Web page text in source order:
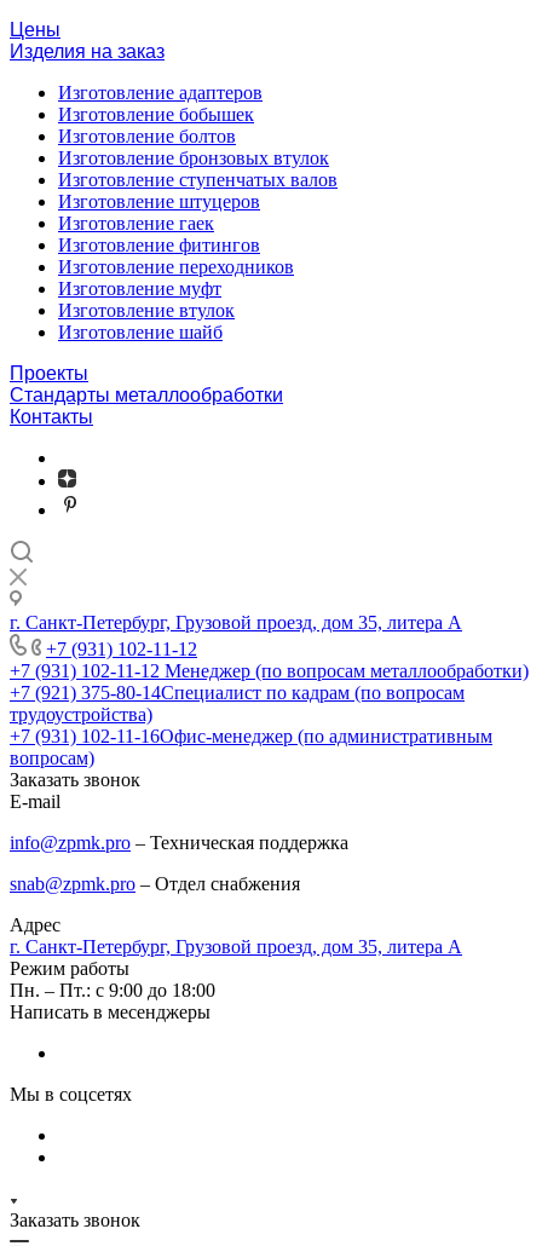
Цены
Изделия на заказ
Изготовление адаптеров
Изготовление бобышек
Изготовление болтов
Изготовление бронзовых втулок
Изготовление ступенчатых валов
Изготовление штуцеров
Изготовление гаек
Изготовление фитингов
Изготовление переходников
Изготовление муфт
Изготовление втулок
Изготовление шайб
Проекты
Стандарты металлообработки
Контакты
г. Санкт-Петербург, Грузовой проезд, дом 35, литера А
+7 (931) 102-11-12
+7 (931) 102-11-12 Менеджер (по вопросам металлообработки)
+7 (921) 375-80-14Специалист по кадрам (по вопросам
трудоустройства)
+7 (931) 102-11-16Офис-менеджер (по административным
вопросам)
Заказать звонок
E-mail
info@zpmk.pro – Техническая поддержка
snab@zpmk.pro – Отдел снабжения
Адрес
г. Санкт-Петербург, Грузовой проезд, дом 35, литера А
Режим работы
Пн. – Пт.: с 9:00 до 18:00
Написать в месенджеры
Мы в соцсетях
Заказать звонок